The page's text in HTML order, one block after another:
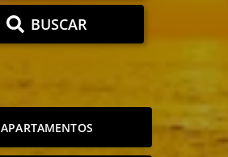
BUSCAR
APARTAMENTOS